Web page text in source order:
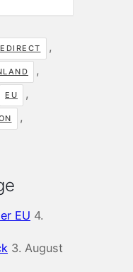
,
,
EU ,
,
EU 4.
3. August